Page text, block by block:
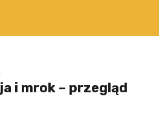
i mrok – przegląd